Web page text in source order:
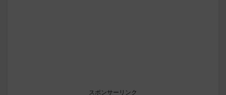
スポンサーリンク